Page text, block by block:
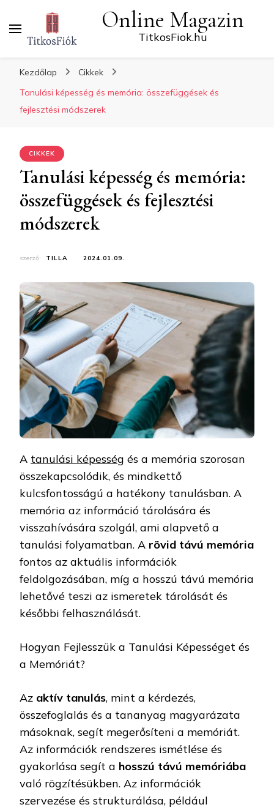
Online Magazin
TitkosFiok.hu
Kezdőlap
Cikkek
Tanulási képesség és memória: összefüggések és
fejlesztési módszerek
CIKKEK
Tanulási képesség és memória:
összefüggések és fejlesztési
módszerek
szerző: TILLA 2024.01.09.
A tanulási képesség és a memória szorosan
összekapcsolódik, és mindkettő
kulcsfontosságú a hatékony tanulásban. A
memória az információ tárolására és
visszahívására szolgál, ami alapvető a
tanulási folyamatban. A rövid távú memória
fontos az aktuális információk
feldolgozásában, míg a hosszú távú memória
lehetővé teszi az ismeretek tárolását és
későbbi felhasználását.
Hogyan Fejlesszük a Tanulási Képességet és
a Memóriát?
Az aktív tanulás, mint a kérdezés,
összefoglalás és a tananyag magyarázata
másoknak, segít megerősíteni a memóriát.
Az információk rendszeres ismétlése és
gyakorlása segít a hosszú távú memóriába
való rögzítésükben. Az információk
szervezése és strukturálása, például